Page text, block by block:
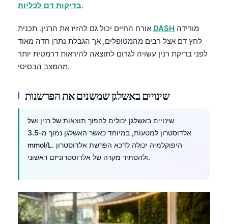
בדיקות דם לכליות.
DASH
לחץ דם אצל רבים מהמטופלים, אך הגבלת נתרן חדה מאוד
לפני בדיקת רנין עשויה לגרום לתוצאה להיראות דרמטית יותר
מהמצב הבסיסי.
שינויים באשלגן שמשנים את הפרשנות
שינויים באשלגן יכולים להפוך תוצאות של רנין ושל
אלדוסטרון למטעות, במיוחד כאשר האשלגן נמוך מ-3.5
mmol/L. היפוקלמיה יכולה לדכא הפרשת אלדוסטרון
ולהסתיר מקרה של אלדוסטרוניזם ראשוני.